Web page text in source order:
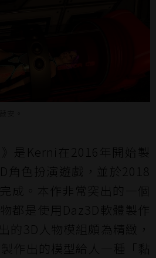
是Kerni在2016年開始製
角色扮演遊戲，並於2018
成。本作非常突出的一個
都是使用Daz3D軟體製作
的3D人物模組頗為精緻，
作出的模型給人一種「黏